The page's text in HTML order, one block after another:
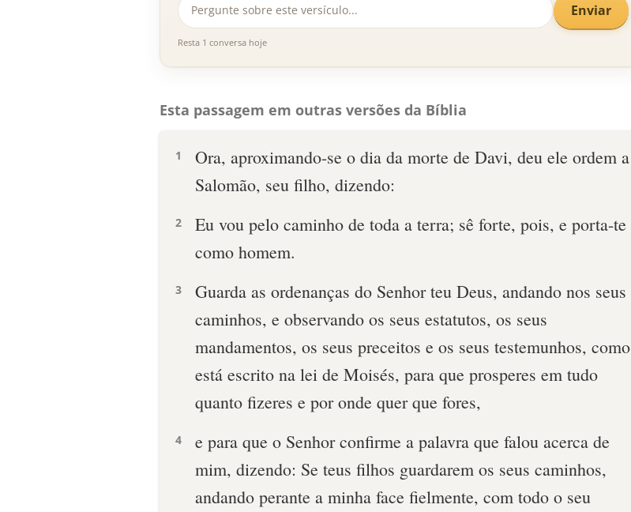
Enviar
Resta 1 conversa hoje
Esta passagem em outras versões da Bíblia
1
Ora, aproximando-se o dia da morte de Davi, deu ele ordem a
Salomão, seu filho, dizendo:
2
Eu vou pelo caminho de toda a terra; sê forte, pois, e porta-te
como homem.
3
Guarda as ordenanças do Senhor teu Deus, andando nos seus
caminhos, e observando os seus estatutos, os seus
mandamentos, os seus preceitos e os seus testemunhos, como
está escrito na lei de Moisés, para que prosperes em tudo
quanto fizeres e por onde quer que fores,
4
e para que o Senhor confirme a palavra que falou acerca de
mim, dizendo: Se teus filhos guardarem os seus caminhos,
andando perante a minha face fielmente, com todo o seu